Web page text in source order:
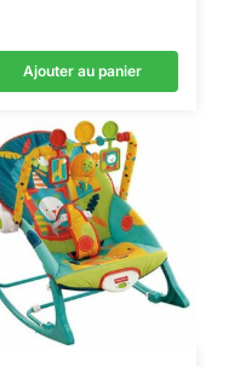
Ajouter au panier